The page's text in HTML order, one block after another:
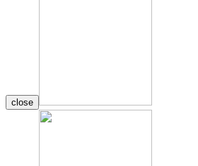
close